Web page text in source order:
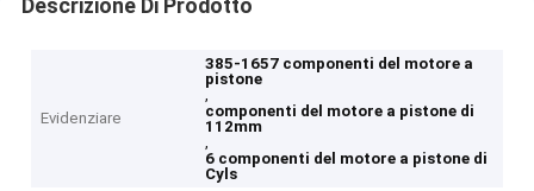
Descrizione Di Prodotto
Evidenziare
385-1657 componenti del motore a
pistone
,
componenti del motore a pistone di
112mm
,
6 componenti del motore a pistone di
Cyls